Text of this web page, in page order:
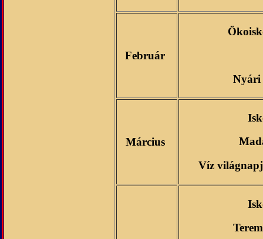
Február
Nyári
Március
Víz